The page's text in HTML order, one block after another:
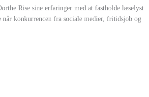
Rise sine erfaringer med at fastholde læselyst
når konkurrencen fra sociale medier, fritidsjob og